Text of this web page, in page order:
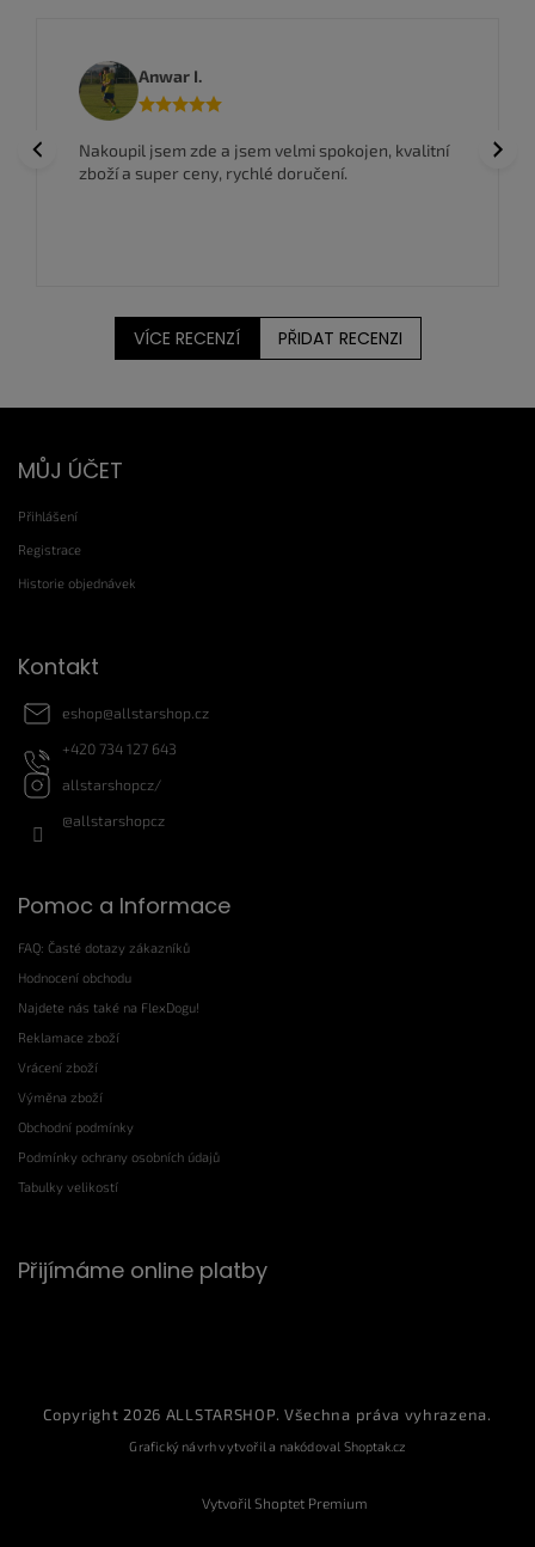
Previous
Anwar I.
Nakoupil jsem zde a jsem velmi spokojen, kvalitní
zboží a super ceny, rychlé doručení.
Next
VÍCE RECENZÍ PŘIDAT RECENZI
MŮJ ÚČET
Přihlášení
Registrace
Historie objednávek
Kontakt
eshop@allstarshop.cz
+420 734 127 643
allstarshopcz/
@allstarshopcz
Pomoc a Informace
FAQ: Časté dotazy zákazníků
Hodnocení obchodu
Najdete nás také na FlexDogu!
Reklamace zboží
Vrácení zboží
Výměna zboží
Obchodní podmínky
Podmínky ochrany osobních údajů
Tabulky velikostí
Přijímáme online platby
Vytvořil Shoptet Premium
Copyright 2026 ALLSTARSHOP. Všechna práva vyhrazena.
Grafický návrh vytvořil a nakódoval Shoptak.cz